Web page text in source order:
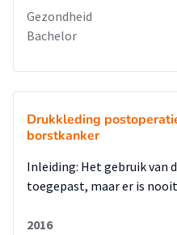
Gezondheid
Bachelor
Drukkleding
borstkanker
Inleiding: Het gebruik van
toegepast, maar er is
2016